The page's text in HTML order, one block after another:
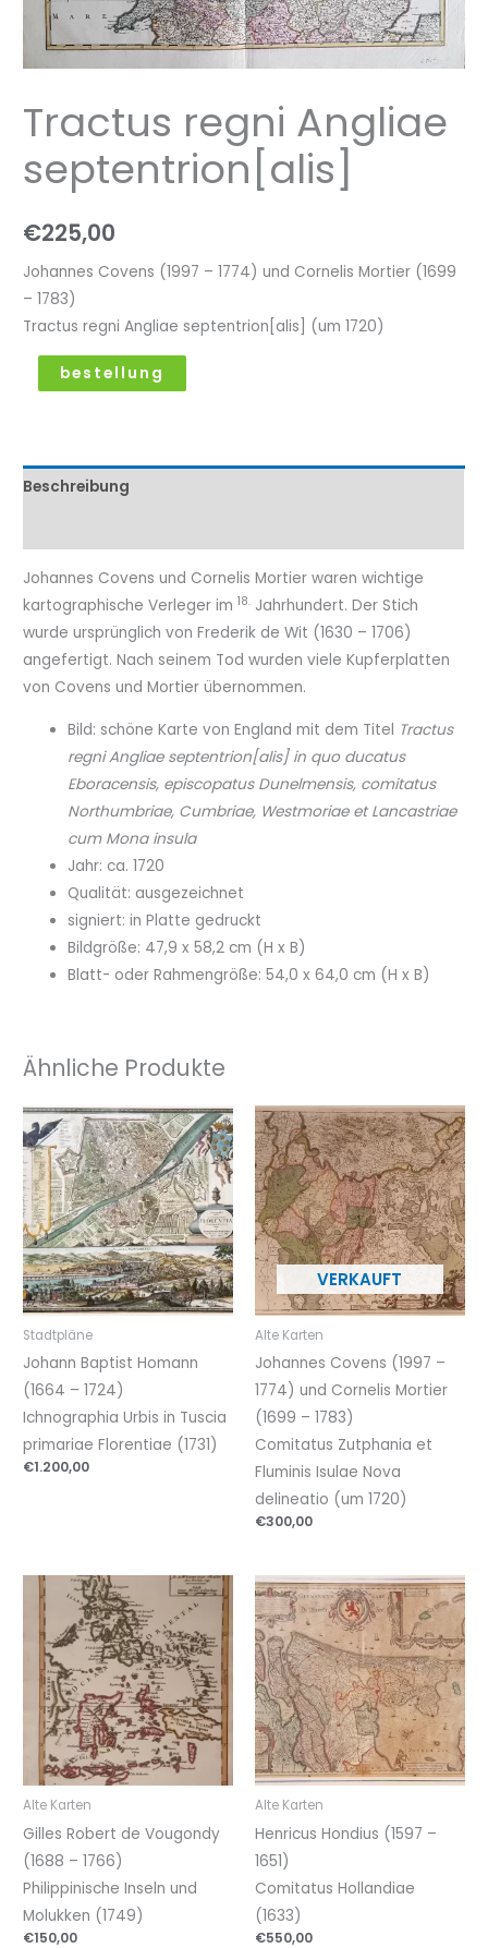
Tractus regni Angliae
septentrion[alis]
€225,00
Johannes Covens (1997 – 1774) und Cornelis Mortier (1699
– 1783)
Tractus regni Angliae septentrion[alis] (um 1720)
bestellung
Beschreibung
Johannes Covens und Cornelis Mortier waren wichtige
kartographische Verleger im 18. Jahrhundert. Der Stich
wurde ursprünglich von Frederik de Wit (1630 – 1706)
angefertigt. Nach seinem Tod wurden viele Kupferplatten
von Covens und Mortier übernommen.
Bild: schöne Karte von England mit dem Titel Tractus
regni Angliae septentrion[alis] in quo ducatus
Eboracensis, episcopatus Dunelmensis, comitatus
Northumbriae, Cumbriae, Westmoriae et Lancastriae
cum Mona insula
Jahr: ca. 1720
Qualität: ausgezeichnet
signiert: in Platte gedruckt
Bildgröße: 47,9 x 58,2 cm (H x B)
Blatt- oder Rahmengröße: 54,0 x 64,0 cm (H x B)
Ähnliche Produkte
Stadtpläne
Johann Baptist Homann
(1664 – 1724)
Ichnographia Urbis in Tuscia
primariae Florentiae (1731)
€1.200,00
Alte Karten
Johannes Covens (1997 –
1774) und Cornelis Mortier
(1699 – 1783)
Comitatus Zutphania et
Fluminis Isulae Nova
delineatio (um 1720)
€300,00
Alte Karten
Gilles Robert de Vougondy
(1688 – 1766)
Philippinische Inseln und
Molukken (1749)
€150,00
Alte Karten
Henricus Hondius (1597 –
1651)
Comitatus Hollandiae
(1633)
€550,00